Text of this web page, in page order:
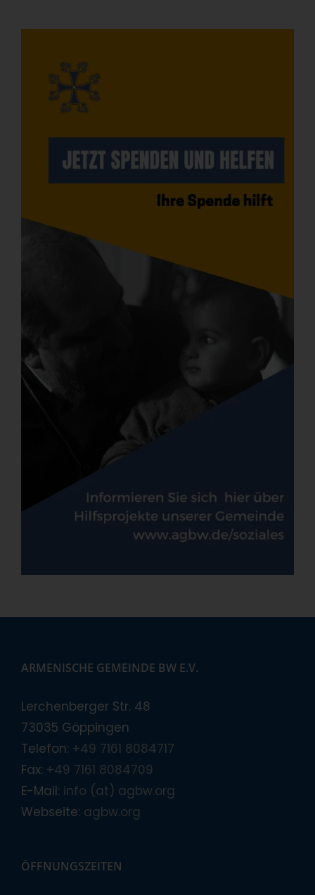
ARMENISCHE GEMEINDE BW E.V.
Lerchenberger Str. 48
73035 Göppingen
Telefon: +49 7161 8084717
Fax: +49 7161 8084709
E-Mail: info (at) agbw.org
Webseite: agbw.org
ÖFFNUNGSZEITEN